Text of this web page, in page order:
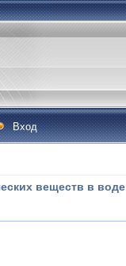
Вход
веществ в